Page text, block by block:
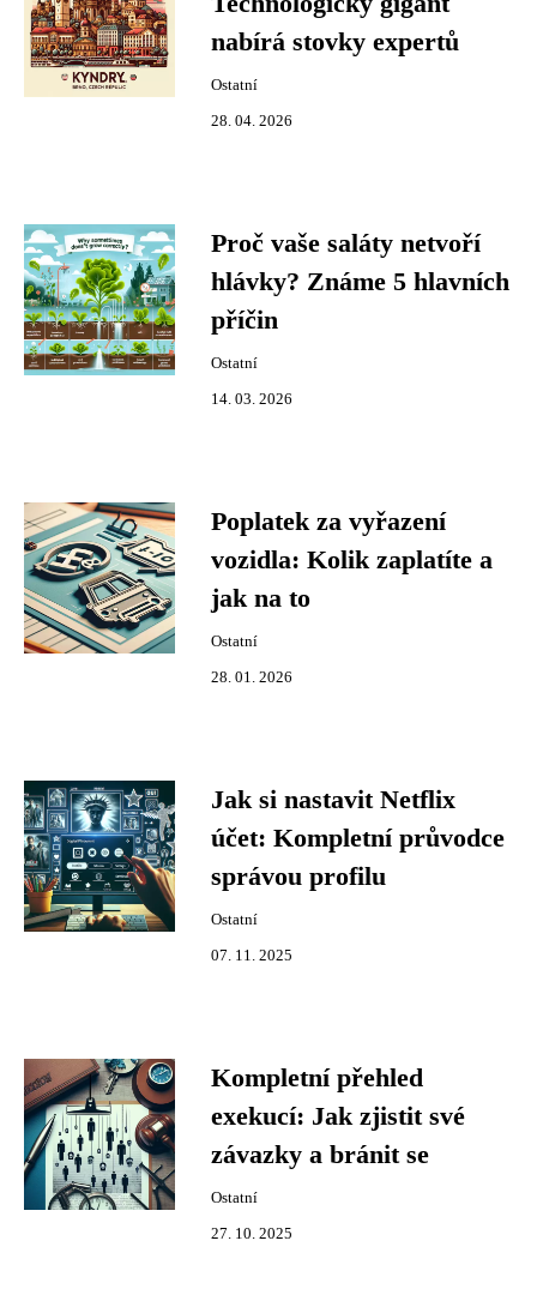
nabírá stovky expertů
Ostatní
28. 04. 2026
Proč vaše saláty netvoří
hlávky? Známe 5 hlavních
příčin
Ostatní
14. 03. 2026
Poplatek za vyřazení
vozidla: Kolik zaplatíte a
jak na to
Ostatní
28. 01. 2026
Jak si nastavit Netflix
účet: Kompletní průvodce
správou profilu
Ostatní
07. 11. 2025
Kompletní přehled
exekucí: Jak zjistit své
závazky a bránit se
Ostatní
27. 10. 2025